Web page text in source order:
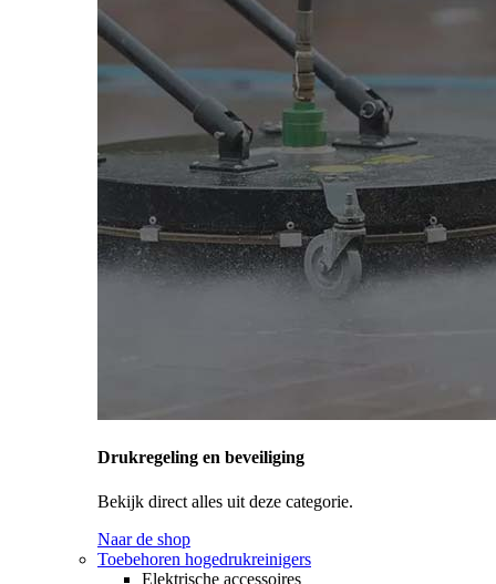
Drukregeling en beveiliging
Bekijk direct alles uit deze categorie.
Naar de shop
Toebehoren hogedrukreinigers
Elektrische accessoires